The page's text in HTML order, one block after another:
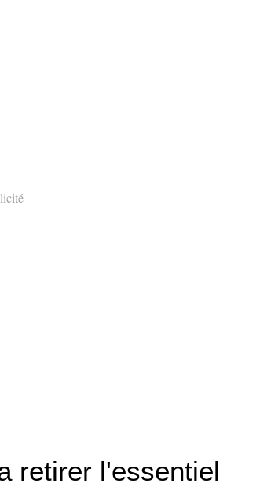
retirer l'essentiel